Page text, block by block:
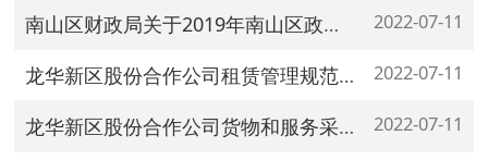
南山区财政局关于2019年南山区政府集中采购目录等事项的通知 2022-07-11
龙华新区股份合作公司租赁管理规范（试行） 2022-07-11
龙华新区股份合作公司货物和服务采购管理规范（试行） 2022-07-11